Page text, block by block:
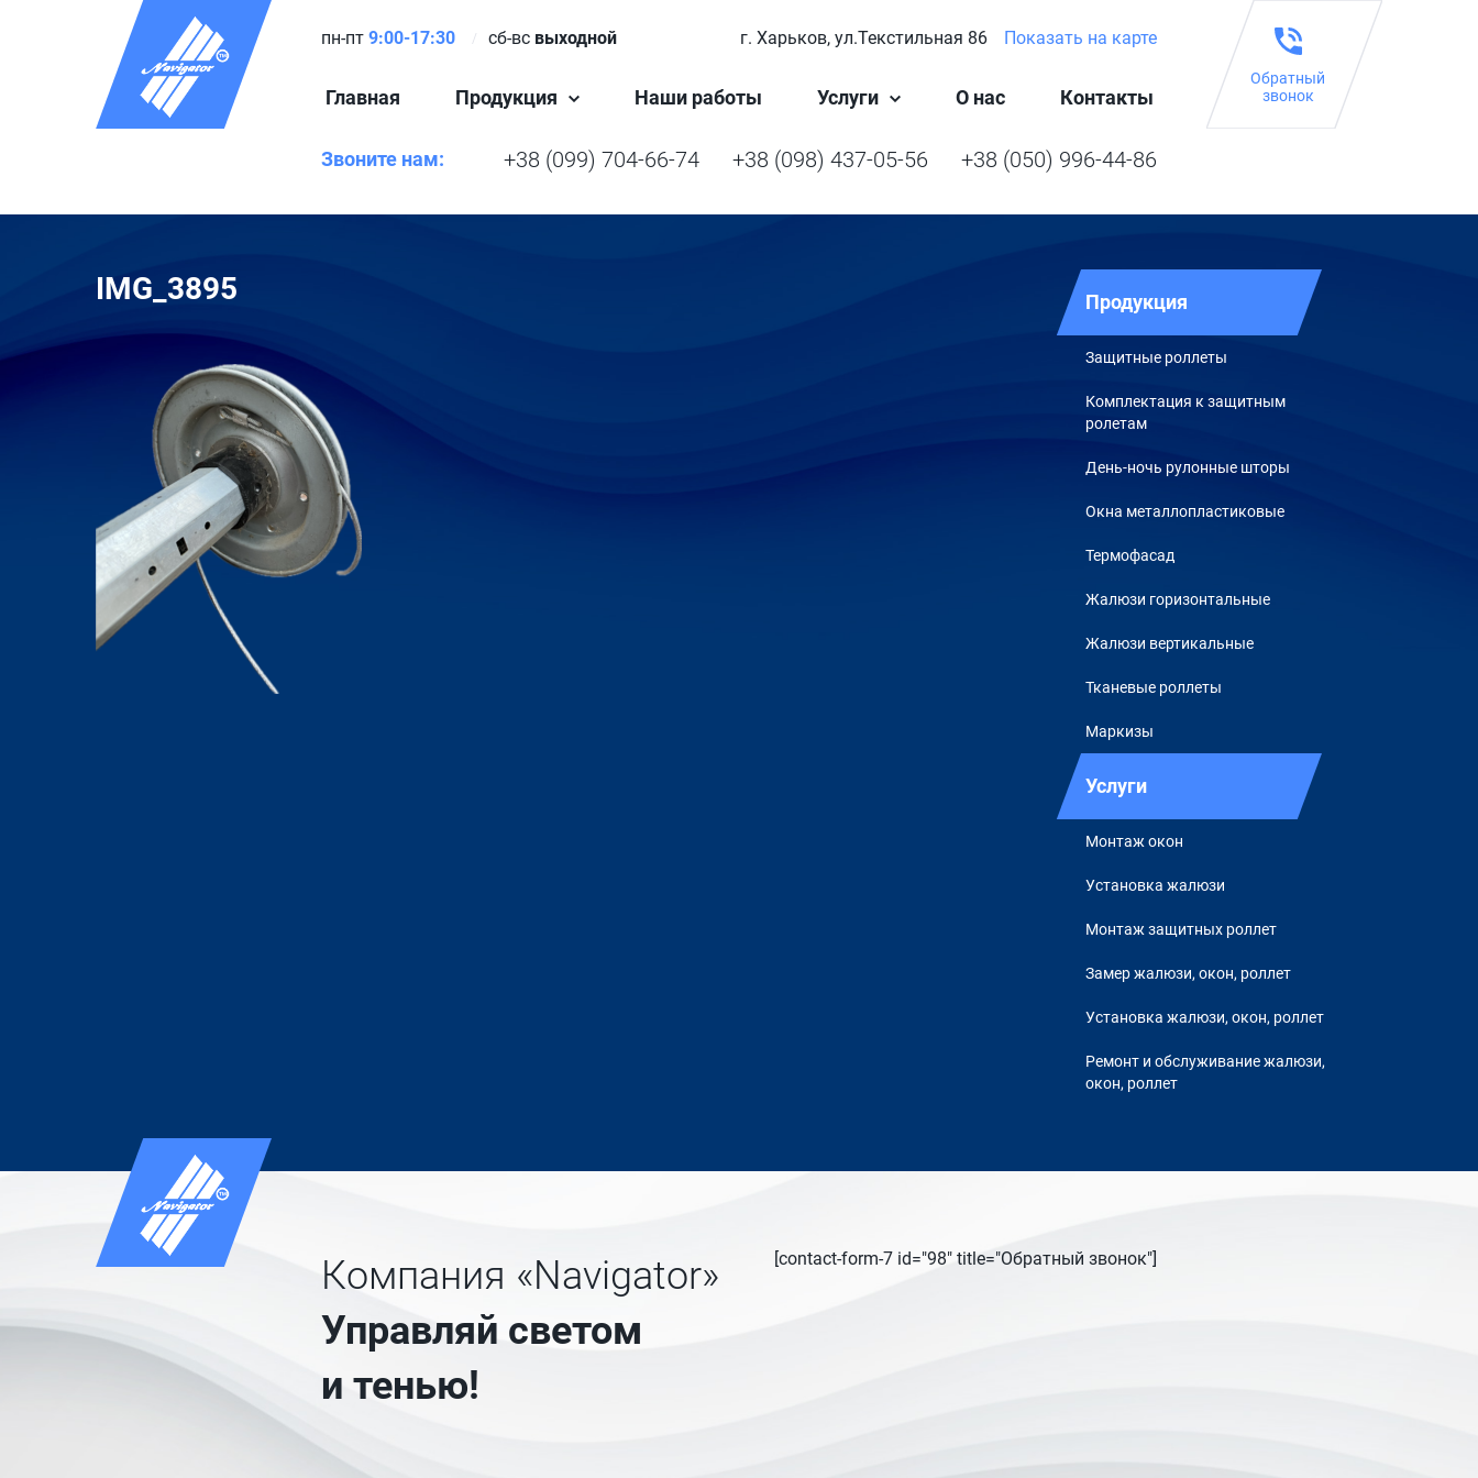
пн-пт 9:00-17:30 сб-вс выходной г. Харьков, ул.Текстильная 86 Показать на карте
Главная Продукция Наши работы Услуги О нас Контакты
Звоните нам: +38 (050) 996-44-86
+38 (098) 437-05-56
+38 (099) 704-66-74
Обратный
звонок
IMG_3895 Продукция
Защитные роллеты
Комплектация к защитным
ролетам
День-ночь рулонные шторы
Окна металлопластиковые
Термофасад
Жалюзи горизонтальные
Жалюзи вертикальные
Тканевые роллеты
Маркизы
Услуги
Монтаж окон
Установка жалюзи
Монтаж защитных роллет
Замер жалюзи, окон, роллет
Установка жалюзи, окон, роллет
Ремонт и обслуживание жалюзи,
окон, роллет
Компания «Navigator»
Управляй светом
и тенью!
[contact-form-7 id="98" title="Обратный звонок"]